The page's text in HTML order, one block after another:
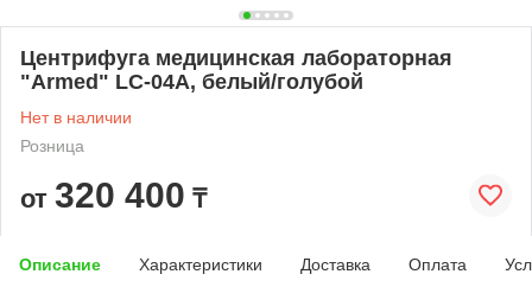
Центрифуга медицинская лабораторная
"Armed" LC-04A, белый/голубой
Нет в наличии
Розница
от 320 400 ₸
Описание Характеристики Доставка Оплата